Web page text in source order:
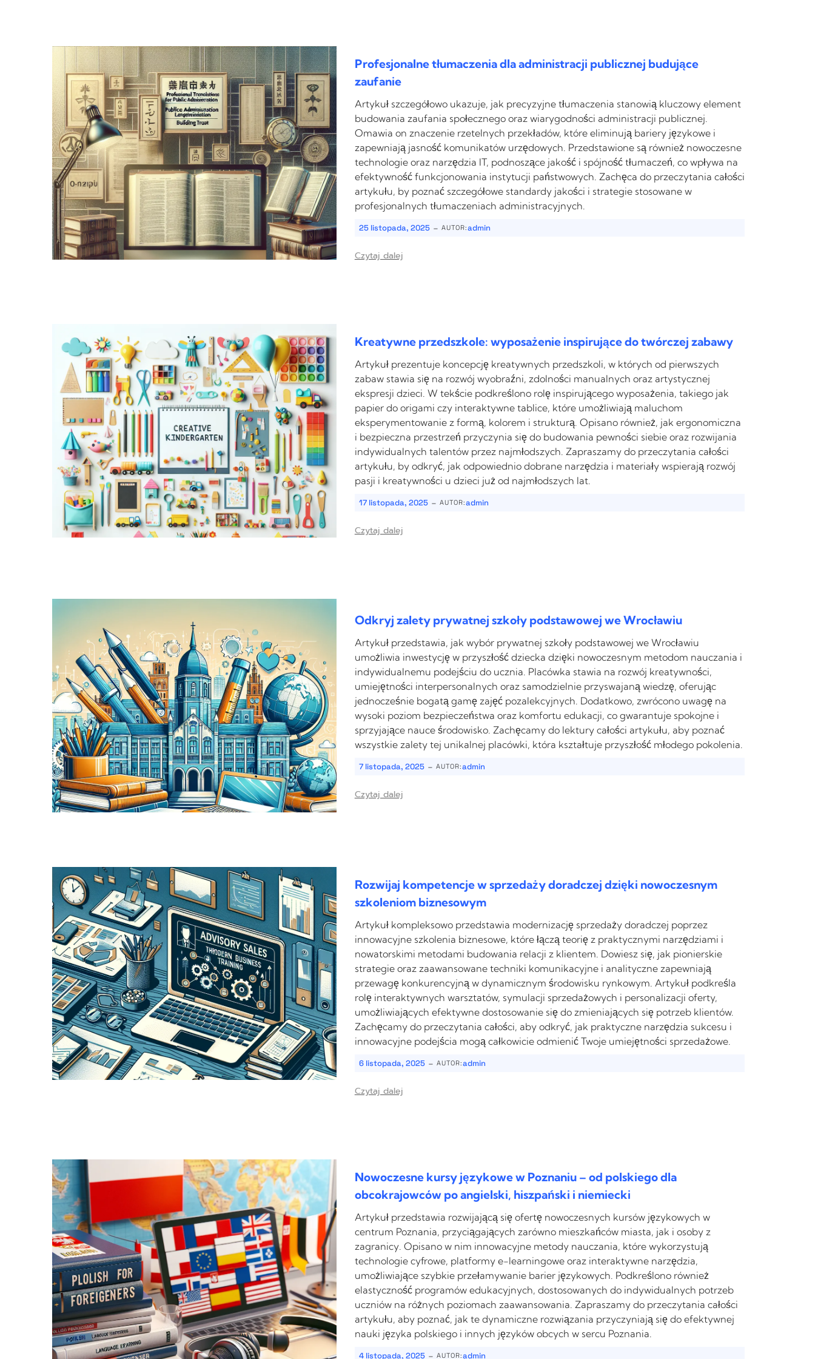
Profesjonalne tłumaczenia dla administracji publicznej budujące
zaufanie
Artykuł szczegółowo ukazuje, jak precyzyjne tłumaczenia stanowią kluczowy element
budowania zaufania społecznego oraz wiarygodności administracji publicznej.
Omawia on znaczenie rzetelnych przekładów, które eliminują bariery językowe i
zapewniają jasność komunikatów urzędowych. Przedstawione są również nowoczesne
technologie oraz narzędzia IT, podnoszące jakość i spójność tłumaczeń, co wpływa na
efektywność funkcjonowania instytucji państwowych. Zachęca do przeczytania całości
artykułu, by poznać szczegółowe standardy jakości i strategie stosowane w
profesjonalnych tłumaczeniach administracyjnych.
25 listopada, 2025 - AUTOR:admin
Czytaj dalej
Kreatywne przedszkole: wyposażenie inspirujące do twórczej zabawy
Artykuł prezentuje koncepcję kreatywnych przedszkoli, w których od pierwszych
zabaw stawia się na rozwój wyobraźni, zdolności manualnych oraz artystycznej
ekspresji dzieci. W tekście podkreślono rolę inspirującego wyposażenia, takiego jak
papier do origami czy interaktywne tablice, które umożliwiają maluchom
eksperymentowanie z formą, kolorem i strukturą. Opisano również, jak ergonomiczna
i bezpieczna przestrzeń przyczynia się do budowania pewności siebie oraz rozwijania
indywidualnych talentów przez najmłodszych. Zapraszamy do przeczytania całości
artykułu, by odkryć, jak odpowiednio dobrane narzędzia i materiały wspierają rozwój
pasji i kreatywności u dzieci już od najmłodszych lat.
17 listopada, 2025 - AUTOR:admin
Czytaj dalej
Odkryj zalety prywatnej szkoły podstawowej we Wrocławiu
Artykuł przedstawia, jak wybór prywatnej szkoły podstawowej we Wrocławiu
umożliwia inwestycję w przyszłość dziecka dzięki nowoczesnym metodom nauczania i
indywidualnemu podejściu do ucznia. Placówka stawia na rozwój kreatywności,
umiejętności interpersonalnych oraz samodzielnie przyswajaną wiedzę, oferując
jednocześnie bogatą gamę zajęć pozalekcyjnych. Dodatkowo, zwrócono uwagę na
wysoki poziom bezpieczeństwa oraz komfortu edukacji, co gwarantuje spokojne i
sprzyjające nauce środowisko. Zachęcamy do lektury całości artykułu, aby poznać
wszystkie zalety tej unikalnej placówki, która kształtuje przyszłość młodego pokolenia.
7 listopada, 2025 - AUTOR:admin
Czytaj dalej
Rozwijaj kompetencje w sprzedaży doradczej dzięki nowoczesnym
szkoleniom biznesowym
Artykuł kompleksowo przedstawia modernizację sprzedaży doradczej poprzez
innowacyjne szkolenia biznesowe, które łączą teorię z praktycznymi narzędziami i
nowatorskimi metodami budowania relacji z klientem. Dowiesz się, jak pionierskie
strategie oraz zaawansowane techniki komunikacyjne i analityczne zapewniają
przewagę konkurencyjną w dynamicznym środowisku rynkowym. Artykuł podkreśla
rolę interaktywnych warsztatów, symulacji sprzedażowych i personalizacji oferty,
umożliwiających efektywne dostosowanie się do zmieniających się potrzeb klientów.
Zachęcamy do przeczytania całości, aby odkryć, jak praktyczne narzędzia sukcesu i
innowacyjne podejścia mogą całkowicie odmienić Twoje umiejętności sprzedażowe.
6 listopada, 2025 - AUTOR:admin
Czytaj dalej
Nowoczesne kursy językowe w Poznaniu – od polskiego dla
obcokrajowców po angielski, hiszpański i niemiecki
Artykuł przedstawia rozwijającą się ofertę nowoczesnych kursów językowych w
centrum Poznania, przyciągających zarówno mieszkańców miasta, jak i osoby z
zagranicy. Opisano w nim innowacyjne metody nauczania, które wykorzystują
technologie cyfrowe, platformy e-learningowe oraz interaktywne narzędzia,
umożliwiające szybkie przełamywanie barier językowych. Podkreślono również
elastyczność programów edukacyjnych, dostosowanych do indywidualnych potrzeb
uczniów na różnych poziomach zaawansowania. Zapraszamy do przeczytania całości
artykułu, aby poznać, jak te dynamiczne rozwiązania przyczyniają się do efektywnej
nauki języka polskiego i innych języków obcych w sercu Poznania.
4 listopada, 2025 - AUTOR:admin